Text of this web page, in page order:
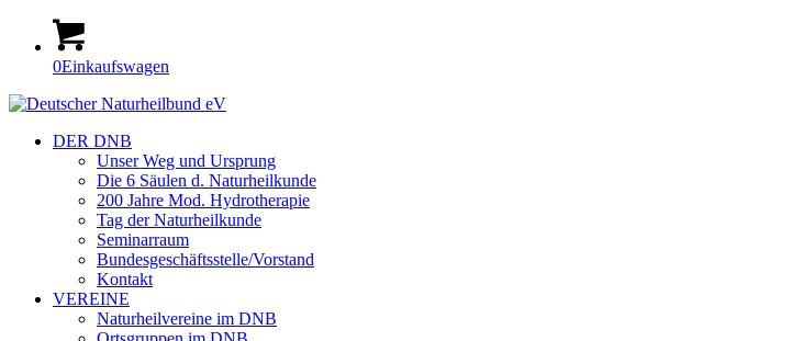
0Einkaufswagen
DER DNB
Unser Weg und Ursprung
Die 6 Säulen d. Naturheilkunde
200 Jahre Mod. Hydrotherapie
Tag der Naturheilkunde
Seminarraum
Bundesgeschäftsstelle/Vorstand
Kontakt
VEREINE
Naturheilvereine im DNB